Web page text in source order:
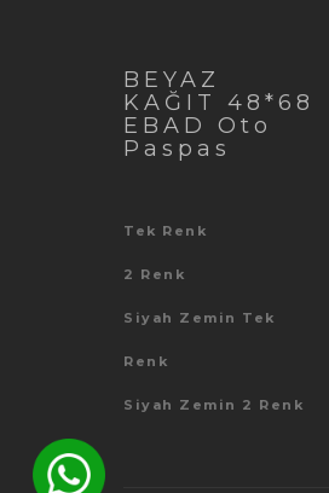
BEYAZ
KAĞIT 48*68
EBAD Oto
Paspas
Tek Renk
2 Renk
Siyah Zemin Tek
Renk
Siyah Zemin 2 Renk